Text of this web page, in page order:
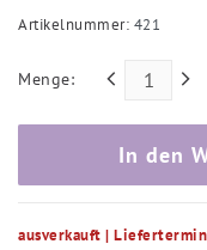
Artikelnummer: 421
Menge:
In den
ausverkauft |